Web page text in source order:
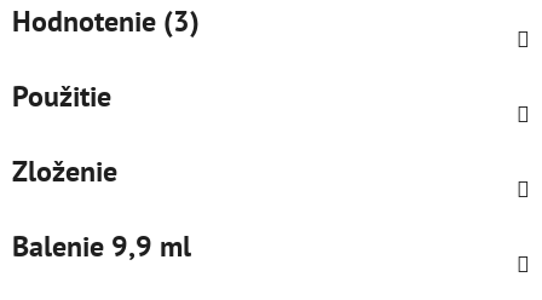
Hodnotenie (3)
Použitie
Zloženie
Balenie 9,9 ml